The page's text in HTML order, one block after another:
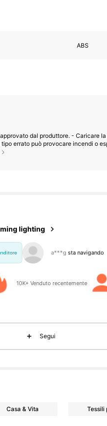
ABS
dal produttore. - Caricare
errato può provocare incendi o
pressione atmosferica può
lighting
1.2K Follower
a***g
4.86
10K+ Venduto recentemente
Segui
Casa & Vita Tessili